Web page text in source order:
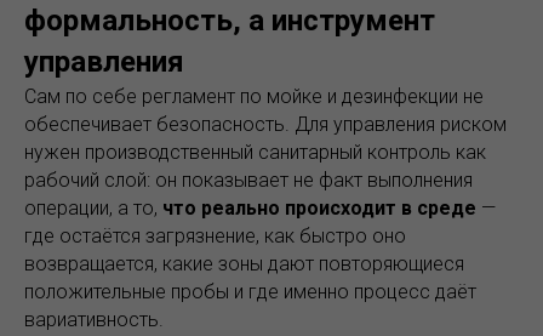
формальность, а инструмент
управления
Сам по себе регламент по мойке и дезинфекции не
обеспечивает безопасность. Для управления риском
нужен производственный санитарный контроль как
рабочий слой: он показывает не факт выполнения
операции, а то, что реально происходит в среде —
где остаётся загрязнение, как быстро оно
возвращается, какие зоны дают повторяющиеся
положительные пробы и где именно процесс даёт
вариативность.